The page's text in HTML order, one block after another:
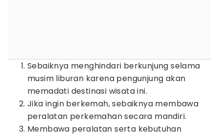
Sebaiknya menghindari berkunjung selama
musim liburan karena pengunjung akan
memadati destinasi wisata ini.
Jika ingin berkemah, sebaiknya membawa
peralatan perkemahan secara mandiri.
Membawa peralatan serta kebutuhan